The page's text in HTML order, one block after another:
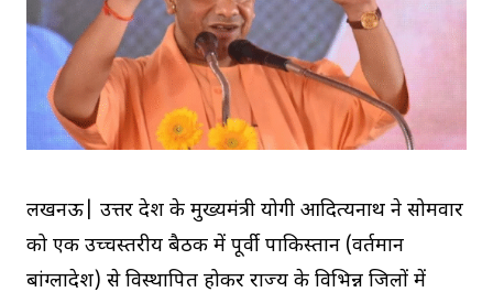
लखनऊ| उत्तर प्रदेश के मुख्यमंत्री योगी आदित्यनाथ ने सोमवार
को एक उच्चस्तरीय बैठक में पूर्वी पाकिस्तान (वर्तमान
बांग्लादेश) से विस्थापित होकर राज्य के विभिन्न जिलों में